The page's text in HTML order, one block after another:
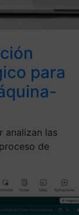
para
analizan las
de